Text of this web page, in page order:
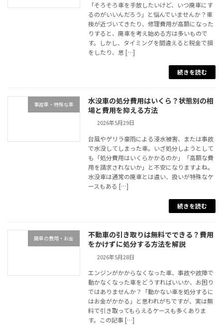
「そろそろ車を手放したいけど、いつ廃車にす
るのがいいんだろう」と悩んでいませんか？車
検が近づいてきたり、修理費用が高額になった
りすると、廃車を考え始める方は多いもので
す。しかし、タイミングを間違えると税金で損
をしたり、思 […]
続きを読む
事故車・特殊な車
水没車の処分費用はいくら？状態別の相
場と費用を抑える方法
2026年5月29日
台風やゲリラ豪雨による浸水被害、または事故
で水没してしまった車。いざ処分しようとして
も「処分費用はいくらかかるのか」「高額な費
用を請求されないか」と不安になりますよね。
水没車は通常の廃車とは違い、扱いが特殊なケ
ースもある […]
続きを読む
廃車の費用・お金
不動車の引き取りは無料でできる？費用
をかけずに処分する方法を解説
2026年5月28日
エンジンがかからなくなった車、事故や故障で
動かなくなった車をどうすればいいか、お困り
ではありませんか？「動かない車を処分するに
はお金がかかる」と思われがちですが、実は無
料で引き取ってもらえるケースも多くありま
す。この記事 […]